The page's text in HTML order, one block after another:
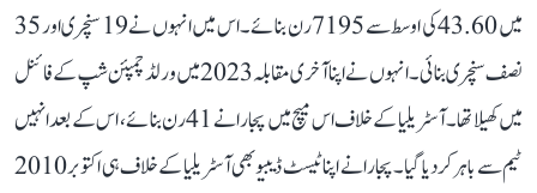
میں 43.60 کی اوسط سے 7195 رن بنائے۔ اس میں انہوں نے 19 سنچری اور 35
نصف سنچری بنائی۔ انہوں نے اپنا آخری مقابلہ 2023 میں ورلڈ چمپئن شپ کے فائنل
میں کھیلا تھا۔ آسٹریلیا کے خلاف اس میچ میں پجارا نے 41 رن بنائے، اس کے بعد انہیں
ٹیم سے باہر کر دیا گیا۔ پجارا نے اپنا ٹیسٹ ڈیبیو بھی آسٹریلیا کے خلاف ہی اکتوبر 2010